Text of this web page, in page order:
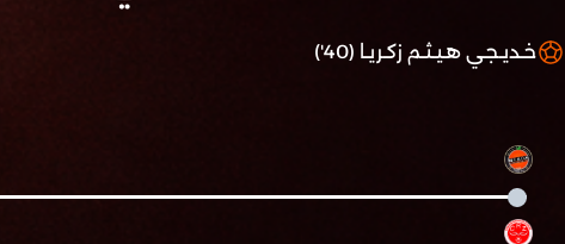
خـديـجـي هـيـثـم زكـريـا (40')